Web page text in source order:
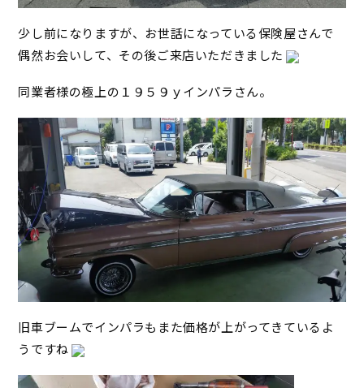
少し前になりますが、お世話になっている保険屋さんで
偶然お会いして、その後ご来店いただきました
同業者様の極上の１９５９ｙインパラさん。
旧車ブームでインパラもまた価格が上がってきているよ
うですね